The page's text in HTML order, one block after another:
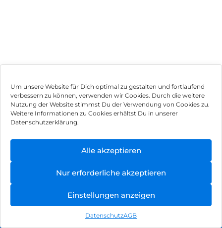
Um unsere Website für Dich optimal zu gestalten und fortlaufend
verbessern zu können, verwenden wir Cookies. Durch die weitere
Nutzung der Website stimmst Du der Verwendung von Cookies zu.
Weitere Informationen zu Cookies erhältst Du in unserer
Datenschutzerklärung.
Alle akzeptieren
Nur erforderliche akzeptieren
Einstellungen anzeigen
DatenschutzAGB
Impressum
Hinweis zur Batterieentsorgung
Newsletter
, Brodos AG – All Rights Reserved.